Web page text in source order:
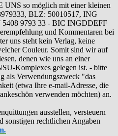
so möglich mit einer kleinen
BLZ: 50010517, ING
9793 33 - BIC INGDDEFF
und Kommentaren bei
uns steht kein Verlag, keine
Couleur. Somit sind wir auf
denen wie uns an einer
Komplexes gelegen ist. - bitte
als Verwendungszweck "das
(etwa Ihre e-mail-Adresse, die
verwenden möchten) an.
ausstellen, versteuern
sonstigen rechtlichen Angaben